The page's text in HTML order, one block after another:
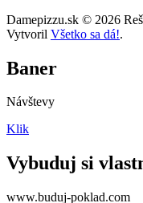
Damepizzu.sk © 2026
Vytvoril Všetko sa dá!.
Baner
Návštevy
Klik
Vybuduj si
www.buduj-poklad.com